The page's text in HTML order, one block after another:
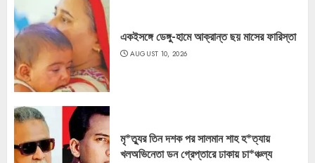
একইসঙ্গে ডেঙ্গু-হামে আক্রান্ত ছয় মাসের ফারিস্তা
AUGUST 10, 2026
মৃ*ত্যুর তিন দশক পর সালমান শাহ হ*ত্যায়
খলঅভিনেতা ডন গ্রেপ্তারে ঢাকায় চা*ঞ্চল্য